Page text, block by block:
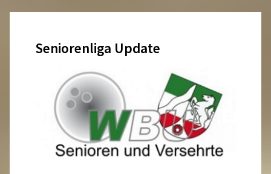
Seniorenliga Update